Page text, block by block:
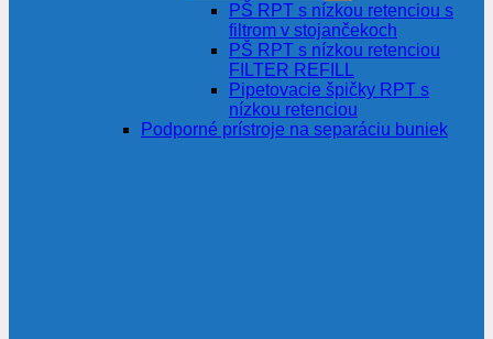
PŠ RPT s nízkou retenciou s
filtrom v stojančekoch
PŠ RPT s nízkou retenciou
FILTER REFILL
Pipetovacie špičky RPT s
nízkou retenciou
Podporné prístroje na separáciu buniek